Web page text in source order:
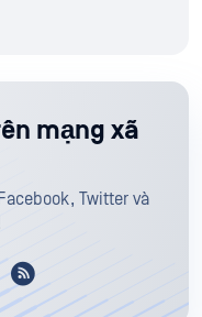
mạng xã
Twitter và